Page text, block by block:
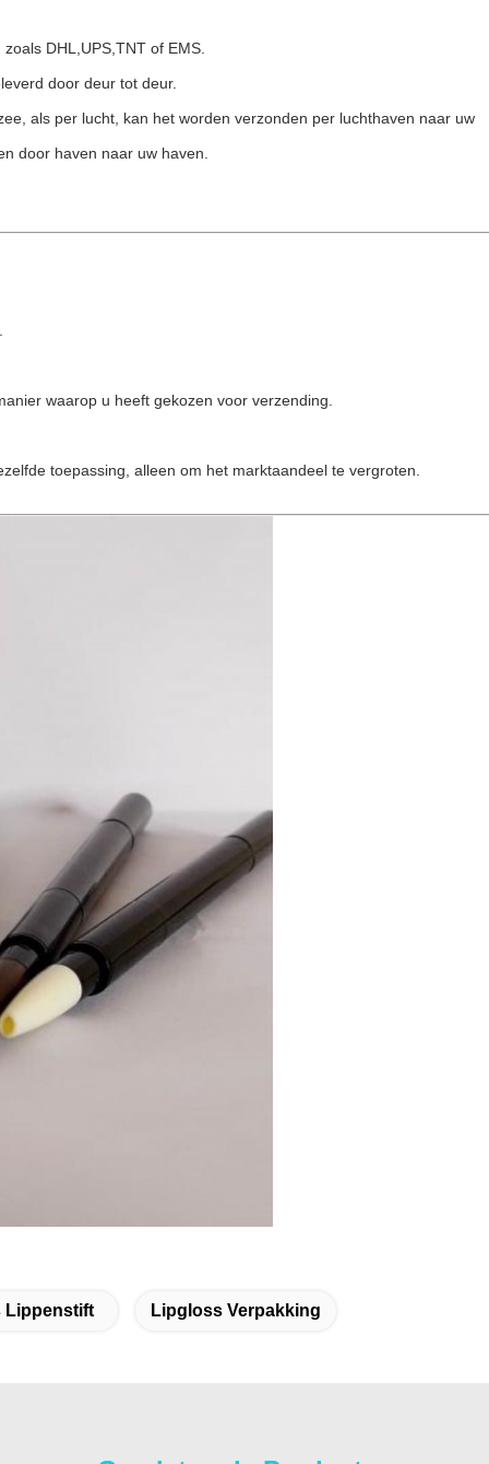
DHL,UPS,TNT of EMS.
door deur tot deur.
als per lucht, kan het worden verzonden per luchthaven naar uw
door haven naar uw haven.
waarop u heeft gekozen voor verzending.
toepassing, alleen om het marktaandeel te vergroten.
Lippenstift Lipgloss Verpakking